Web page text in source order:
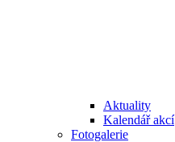
Aktuality
Kalendář akcí
Fotogalerie